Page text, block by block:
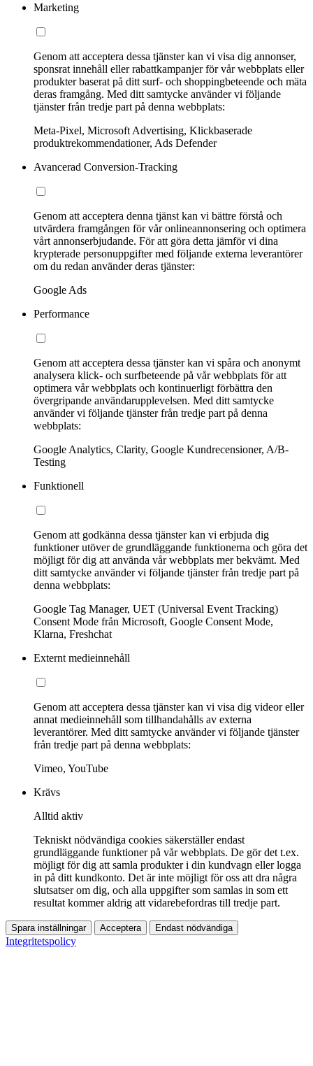
Marketing
Genom att acceptera dessa tjänster kan vi visa dig annonser,
sponsrat innehåll eller rabattkampanjer för vår webbplats eller
produkter baserat på ditt surf- och shoppingbeteende och mäta
deras framgång. Med ditt samtycke använder vi följande
tjänster från tredje part på denna webbplats:
Meta-Pixel, Microsoft Advertising, Klickbaserade
produktrekommendationer, Ads Defender
Avancerad Conversion-Tracking
Genom att acceptera denna tjänst kan vi bättre förstå och
utvärdera framgången för vår onlineannonsering och optimera
vårt annonserbjudande. För att göra detta jämför vi dina
krypterade personuppgifter med följande externa leverantörer
om du redan använder deras tjänster:
Google Ads
Performance
Genom att acceptera dessa tjänster kan vi spåra och anonymt
analysera klick- och surfbeteende på vår webbplats för att
optimera vår webbplats och kontinuerligt förbättra den
övergripande användarupplevelsen. Med ditt samtycke
använder vi följande tjänster från tredje part på denna
webbplats:
Google Analytics, Clarity, Google Kundrecensioner, A/B-
Testing
Funktionell
Genom att godkänna dessa tjänster kan vi erbjuda dig
funktioner utöver de grundläggande funktionerna och göra det
möjligt för dig att använda vår webbplats mer bekvämt. Med
ditt samtycke använder vi följande tjänster från tredje part på
denna webbplats:
Google Tag Manager, UET (Universal Event Tracking)
Consent Mode från Microsoft, Google Consent Mode,
Klarna, Freshchat
Externt medieinnehåll
Genom att acceptera dessa tjänster kan vi visa dig videor eller
annat medieinnehåll som tillhandahålls av externa
leverantörer. Med ditt samtycke använder vi följande tjänster
från tredje part på denna webbplats:
Vimeo, YouTube
Krävs
Alltid aktiv
Tekniskt nödvändiga cookies säkerställer endast
grundläggande funktioner på vår webbplats. De gör det t.ex.
möjligt för dig att samla produkter i din kundvagn eller logga
in på ditt kundkonto. Det är inte möjligt för oss att dra några
slutsatser om dig, och alla uppgifter som samlas in som ett
resultat kommer aldrig att vidarebefordras till tredje part.
Spara inställningar Acceptera Endast nödvändiga
Integritetspolicy